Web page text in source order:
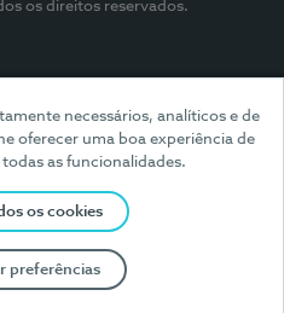
necessários, analíticos e de
oferecer uma boa experiência de
as funcionalidades.
os cookies
preferências
os direitos reservados.